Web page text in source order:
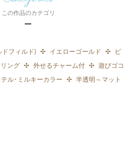
この作品のカテゴリ
フィルド) イエローゴールド
ピ
ング 外せるチャーム付
遊びゴコ
ル･ミルキーカラー
半透明～マット